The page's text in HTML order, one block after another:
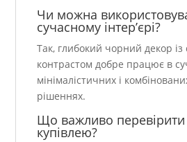
Чи можна
сучасному інтер’єрі?
Так, глибокий чорний декор
контрастом добре працює в
мінімалістичних і
рішеннях.
Що важливо
купівлею?